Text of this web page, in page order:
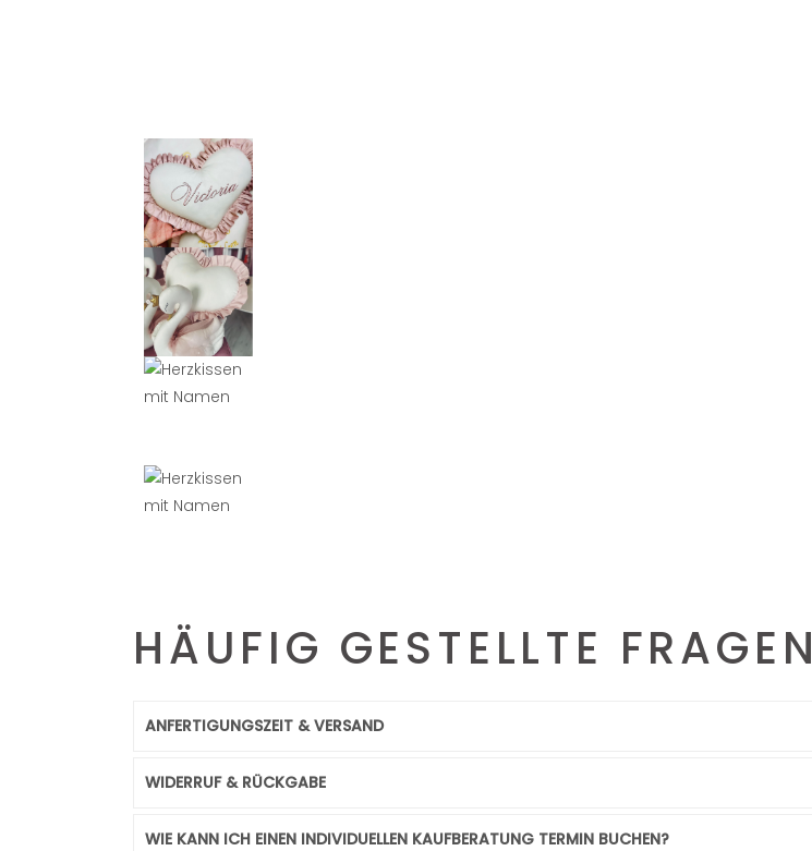
HÄUFIG GESTELLTE FRAGEN
ANFERTIGUNGSZEIT & VERSAND
WIDERRUF & RÜCKGABE
WIE KANN ICH EINEN INDIVIDUELLEN KAUFBERATUNG TERMIN BUCHEN?